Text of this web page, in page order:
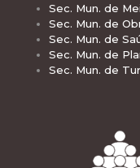
Sec. Mun. de
Sec. Mun. de
Sec. Mun. de
Sec. Mun. de
Sec. Mun. de